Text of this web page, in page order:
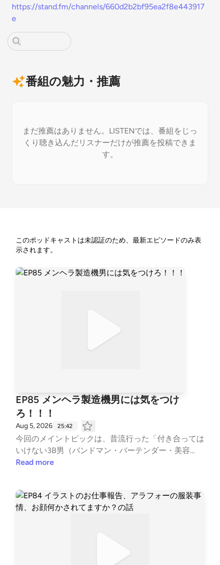
https://stand.fm/channels/660d2b2bf95ea2f8e443917
e
番組の魅力・推薦
まだ推薦はありません。LISTENでは、番組をじっ
くり聴き込んだリスナーだけが推薦を投稿できま
す。
このポッドキャストは未認証のため、最新エピソードのみ表
示されます。
EP85 メンヘラ製造機男には気をつけ
ろ！！！
Aug 5, 2026 25:42
今回のメイントピックは、昔流行った「付き合っては
いけない3B男（バンドマン・バーテンダー・美容
師）」の現代版、「3C男」について！📷🍛 カメラ
て面倒なのか、3人で徹底分析します🧐 さらに話題
はエスカレートし、付き合ったら面倒な女性の特徴
ね🍉 今週も居酒屋で隣の席の会話を盗み聞きする感
Read more